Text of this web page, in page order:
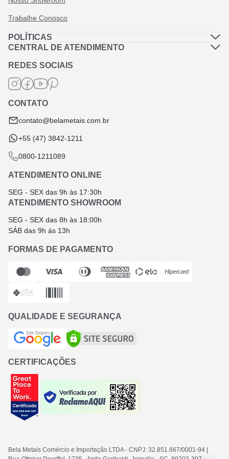
Trabalhe Conosco
POLÍTICAS
Política de Privacidade
Política de Frete
Termos de Garantia
Termos e Condições
Troca e Devolução
CENTRAL DE ATENDIMENTO
REDES SOCIAIS
CONTATO
contato@belametais.com.br
+55 (47) 3842-1211
0800-1211089
ATENDIMENTO ONLINE
SEG - SEX das 9h às 17:30h
ATENDIMENTO SHOWROOM
SEG - SEX das 8h às 18:00h
SÁB das 9h ás 13h
FORMAS DE PAGAMENTO
QUALIDADE E SEGURANÇA
CERTIFICAÇÕES
Bela Metais Comércio e Importação LTDA- CNPJ: 32.851.667/0001-94